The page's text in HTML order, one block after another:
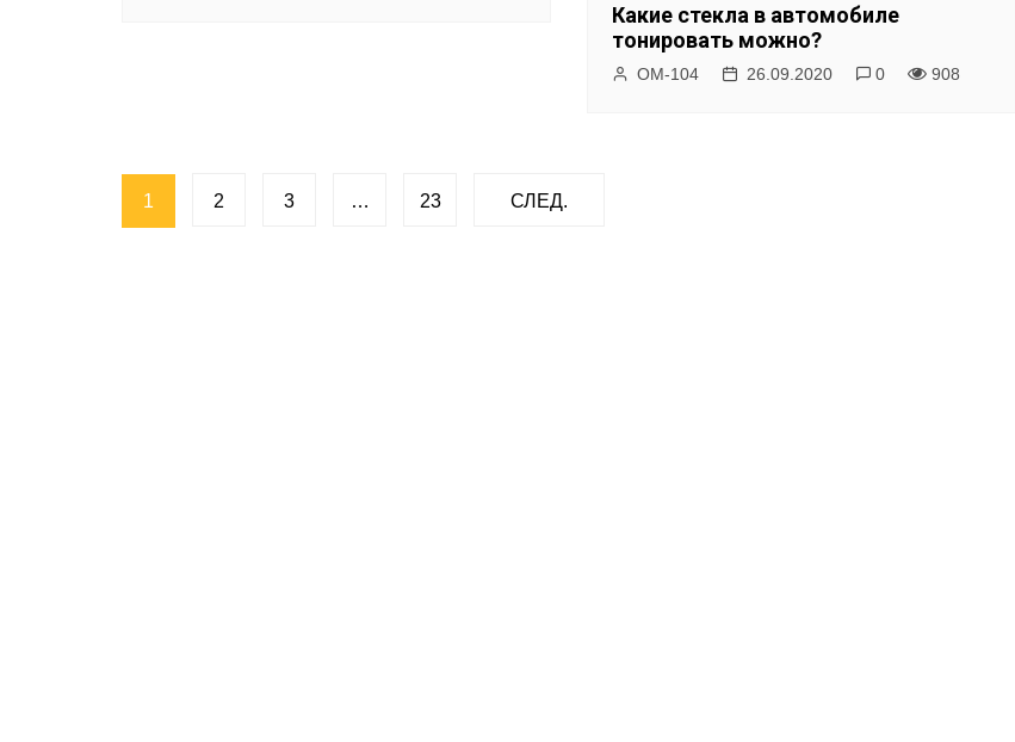
Какие стекла в автомобиле
тонировать можно?
ОМ-104 26.09.2020 0 908
Н
1 2 3 … 23 СЛЕД.